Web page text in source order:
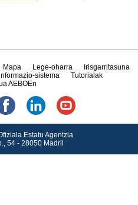
Mapa Lege-oharra
Irisgarritasuna
sistema
Tutorialak
AEBOEn
Estatu Agentzia
54 - 28050 Madril